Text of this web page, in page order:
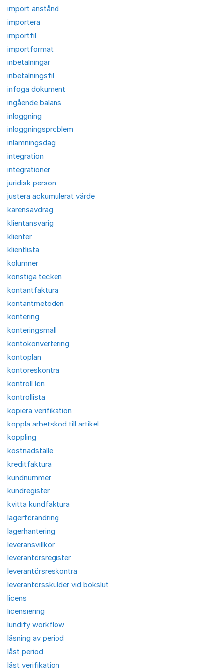
import anstånd
importera
importfil
importformat
inbetalningar
inbetalningsfil
infoga dokument
ingående balans
inloggning
inloggningsproblem
inlämningsdag
integration
integrationer
juridisk person
justera ackumulerat värde
karensavdrag
klientansvarig
klienter
klientlista
kolumner
konstiga tecken
kontantfaktura
kontantmetoden
kontering
konteringsmall
kontokonvertering
kontoplan
kontoreskontra
kontroll lön
kontrollista
kopiera verifikation
koppla arbetskod till artikel
koppling
kostnadställe
kreditfaktura
kundnummer
kundregister
kvitta kundfaktura
lagerförändring
lagerhantering
leveransvillkor
leverantörsregister
leverantörsreskontra
leverantörsskulder vid bokslut
licens
licensiering
lundify workflow
låsning av period
låst period
låst verifikation